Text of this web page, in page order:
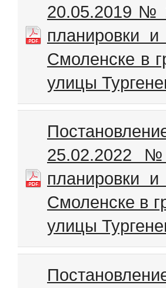
20.05.2019 №
планировки
Смоленске в
улицы
25.02.2022
планировки
Смоленске в
улицы